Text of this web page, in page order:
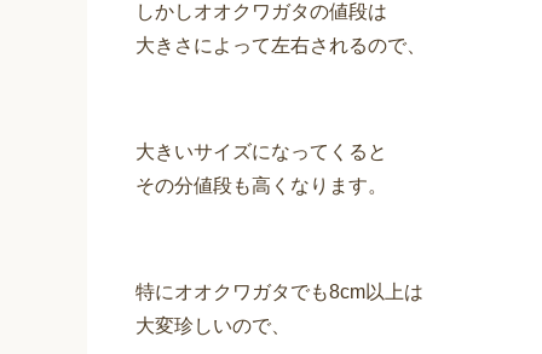
しかしオオクワガタの値段は
大きさによって左右されるので、
大きいサイズになってくると
その分値段も高くなります。
特にオオクワガタでも8cm以上は
大変珍しいので、